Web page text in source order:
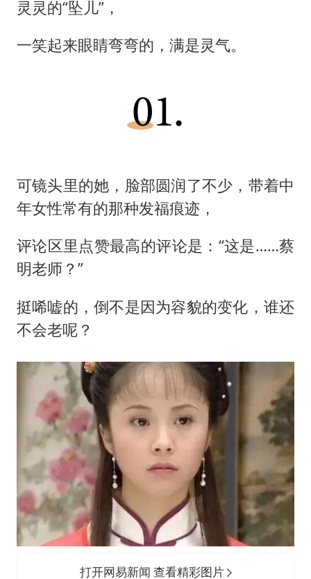
中医教你一招提升气血
“新疆阿勒泰八月能滑雪”不实
夯实基础开新局
灵灵的“坠儿”，
一笑起来眼睛弯弯的，满是灵气。
可镜头里的她，脸部圆润了不少，带着中
年女性常有的那种发福痕迹，
评论区里点赞最高的评论是：“这是……蔡
明老师？”
挺唏嘘的，倒不是因为容貌的变化，谁还
不会老呢？
打开网易新闻 查看精彩图片